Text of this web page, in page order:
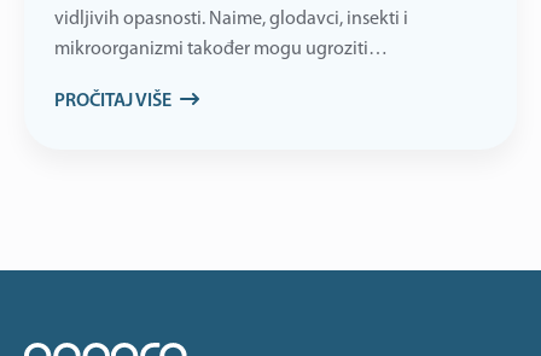
vidljivih opasnosti. Naime, glodavci, insekti i
mikroorganizmi također mogu ugroziti…
PROČITAJ VIŠE